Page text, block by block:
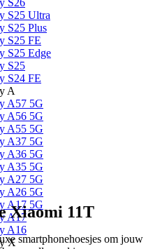
S26
S25 Ultra
S25 Plus
S25 FE
S25 Edge
S25
S24 FE
A
A57 5G
A56 5G
A55 5G
A37 5G
A36 5G
A35 5G
A27 5G
A26 5G
A17 5G
A17
A16
X
Xiaomi 11T